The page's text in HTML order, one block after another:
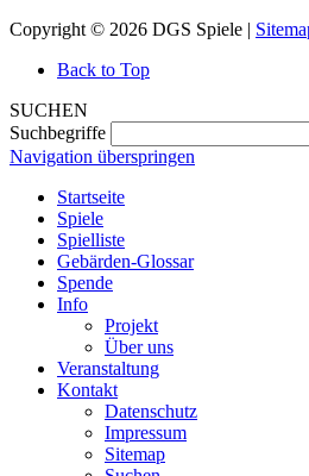
Copyright © 2026 DGS Spiele |
Back to Top
SUCHEN
Suchbegriffe
Navigation überspringen
Startseite
Spiele
Spielliste
Gebärden-Glossar
Spende
Info
Projekt
Über uns
Veranstaltung
Kontakt
Datenschutz
Impressum
Sitemap